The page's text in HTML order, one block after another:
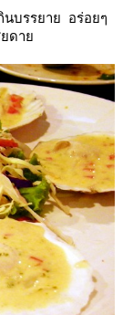
บรรยาย อร่อยๆ
ยดา